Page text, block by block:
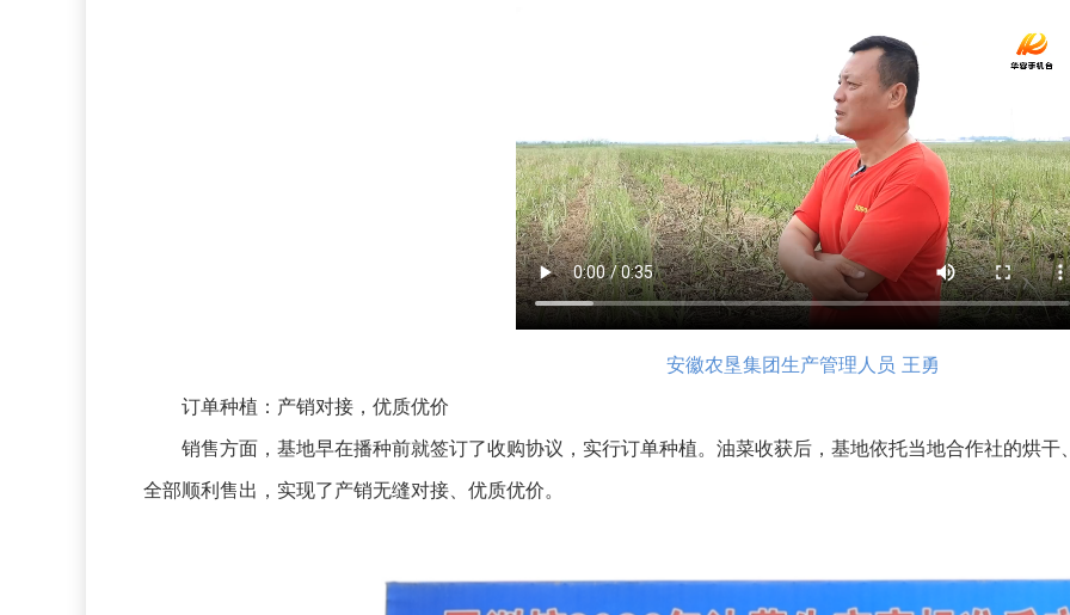
安徽农垦集团生产管理人员 王勇
订单种植：产销对接，优质优价
销售方面，基地早在播种前就签订了收购协议，实行订单种植。油菜收获后，基地依托当地合作社的烘干
全部顺利售出，实现了产销无缝对接、优质优价。